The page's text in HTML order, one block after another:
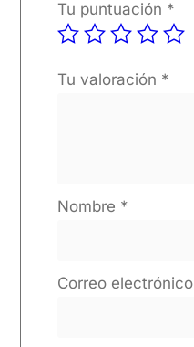
Tu puntuación *
Tu valoración *
Nombre *
Correo electrónico